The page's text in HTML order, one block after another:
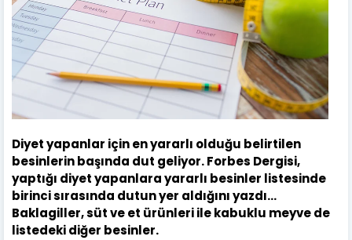
Diyet yapanlar için en yararlı olduğu belirtilen
besinlerin başında dut geliyor. Forbes Dergisi,
yaptığı diyet yapanlara yararlı besinler listesinde
birinci sırasında dutun yer aldığını yazdı…
Baklagiller, süt ve et ürünleri ile kabuklu meyve de
listedeki diğer besinler.